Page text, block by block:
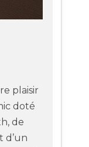
plaisir
doté
de
d’un